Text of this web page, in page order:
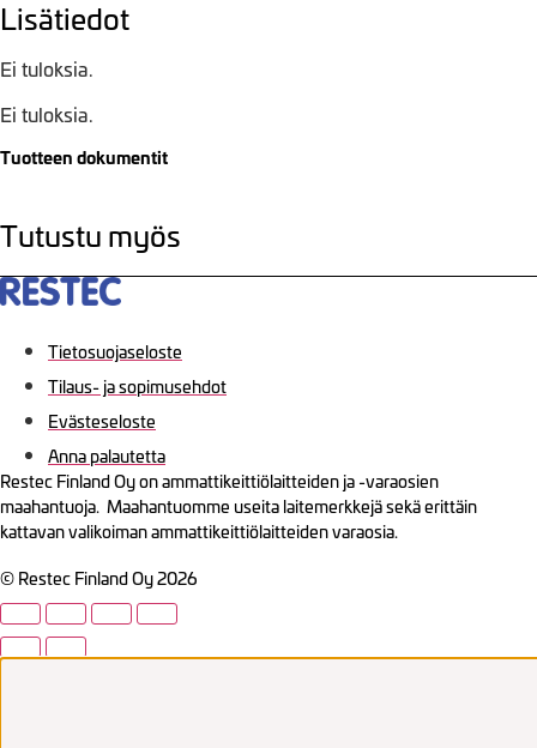
Lisätiedot
Ei tuloksia.
Ei tuloksia.
Tuotteen dokumentit
Tutustu myös
Tietosuojaseloste
Tilaus- ja sopimusehdot
Evästeseloste
Anna palautetta
Restec Finland Oy on ammattikeittiölaitteiden ja -varaosien
maahantuoja. Maahantuomme useita laitemerkkejä sekä erittäin
kattavan valikoiman ammattikeittiölaitteiden varaosia.
© Restec Finland Oy 2026